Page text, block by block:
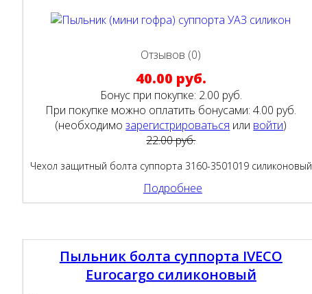
Отзывов (0)
40.00 руб.
Бонус при покупке: 2.00 руб.
При покупке можно оплатить бонусами:4.00 руб.
(необходимозарегистрироваться или войти)
22.00 руб.
Чехол защитный болта суппорта 3160-3501019 силиконовый
Подробнее
Пыльник болта суппорта IVECO
Eurocargo силиконовый